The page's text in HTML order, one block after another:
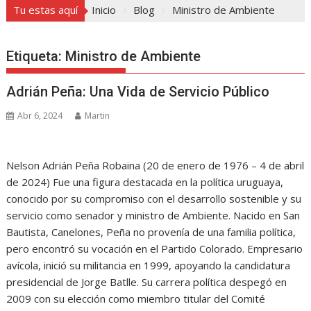
Tu estas aquí Inicio Blog Ministro de Ambiente
Etiqueta: Ministro de Ambiente
Adrián Peña: Una Vida de Servicio Público
Abr 6, 2024 Martin
Nelson Adrián Peña Robaina (20 de enero de 1976 – 4 de abril
de 2024) Fue una figura destacada en la política uruguaya,
conocido por su compromiso con el desarrollo sostenible y su
servicio como senador y ministro de Ambiente. Nacido en San
Bautista, Canelones, Peña no provenía de una familia política,
pero encontró su vocación en el Partido Colorado. Empresario
avícola, inició su militancia en 1999, apoyando la candidatura
presidencial de Jorge Batlle. Su carrera política despegó en
2009 con su elección como miembro titular del Comité